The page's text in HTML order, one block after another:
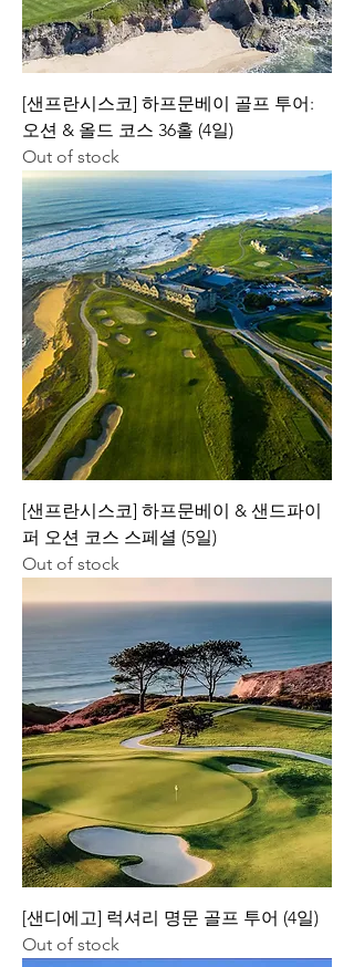
[샌프란시스코] 하프문베이 골프 투어:
오션 & 올드 코스 36홀 (4일)
Out of stock
[샌프란시스코] 하프문베이 & 샌드파이
퍼 오션 코스 스페셜 (5일)
Out of stock
[샌디에고] 럭셔리 명문 골프 투어 (4일)
Out of stock